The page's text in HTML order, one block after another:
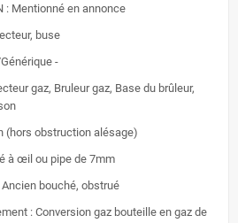
: Mentionné en annonce
buse
-
gaz, Bruleur gaz, Base du brûleur,
(hors obstruction alésage)
à œil ou pipe de 7mm
bouché, obstrué
: Conversion gaz bouteille en gaz de